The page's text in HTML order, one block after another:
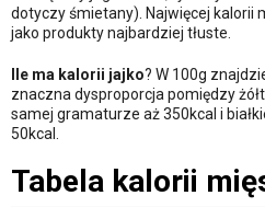
dotyczy śmietany). Najwięcej kalorii
jako produkty najbardziej tłuste.
Ile ma kalorii jajko? W 100g
znaczna dysproporcja pomiędzy
samej gramaturze aż 350kcal i
50kcal.
Tabela kalorii